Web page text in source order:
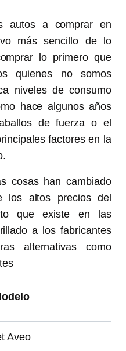
autos a comprar en
más sencillo de lo
lo primero que
quienes no somos
niveles de consumo
hace algunos años
de fuerza o el
factores en la
cosas han cambiado
los altos precios del
que existe en las
a los fabricantes
alternativas como
Aveo